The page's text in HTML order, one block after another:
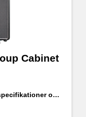
Cabinet
som på 60'-70'talet.